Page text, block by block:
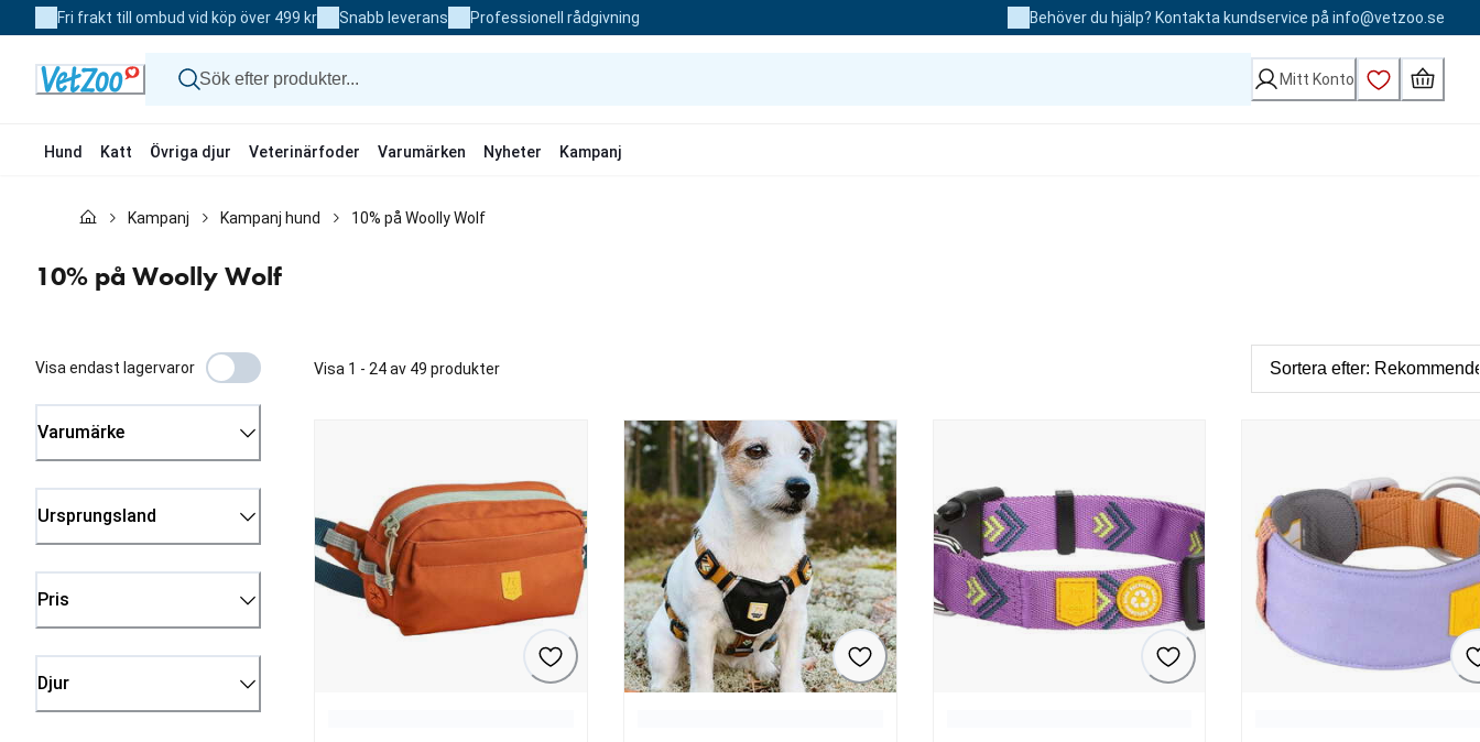
to
Fri frakt till ombud vid köp över 499 kr Snabb leverans Professionell rådgivning Behöver du hjälp? Kontakta kundservice på info@vetzoo.se
Mitt Konto
Hund Katt Övriga djur Veterinärfoder Varumärken Nyheter Kampanj
Veterinärfoder
Varumärken
Kampanj Kampanj hund 10% på Woolly Wolf
10% på Woolly Wolf
Visa endast lagervaror
Varumärke
Ursprungsland
Pris
Djur
Visa 1 - 24 av 49 produkter